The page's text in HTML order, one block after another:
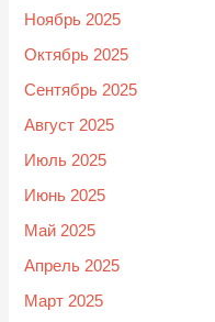
Ноябрь 2025
Октябрь 2025
Сентябрь 2025
Август 2025
Июль 2025
Июнь 2025
Май 2025
Апрель 2025
Март 2025